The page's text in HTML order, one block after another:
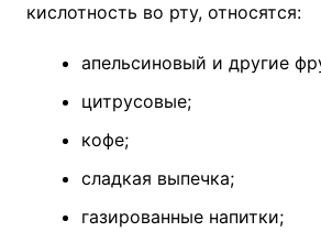
кислотность во рту, относятся:
апельсиновый и другие
цитрусовые;
кофе;
сладкая выпечка;
газированные напитки;